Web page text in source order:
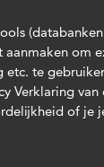
aanmaken om
etc. te
Verklaring
of je